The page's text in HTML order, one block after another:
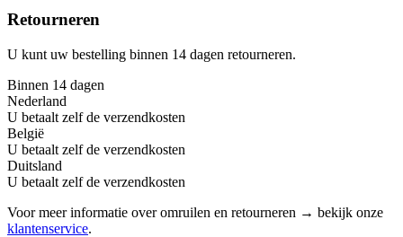
Retourneren
U kunt uw bestelling binnen 14 dagen retourneren.
Binnen 14 dagen
Nederland
U betaalt zelf de verzendkosten
België
U betaalt zelf de verzendkosten
Duitsland
U betaalt zelf de verzendkosten
Voor meer informatie over omruilen en retourneren → bekijk onze
klantenservice.